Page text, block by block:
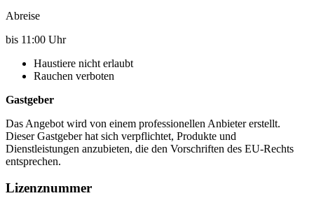
Abreise
bis 11:00 Uhr
Haustiere nicht erlaubt
Rauchen verboten
Gastgeber
Das Angebot wird von einem professionellen Anbieter erstellt.
Dieser Gastgeber hat sich verpflichtet, Produkte und
Dienstleistungen anzubieten, die den Vorschriften des EU-Rechts
entsprechen.
Lizenznummer